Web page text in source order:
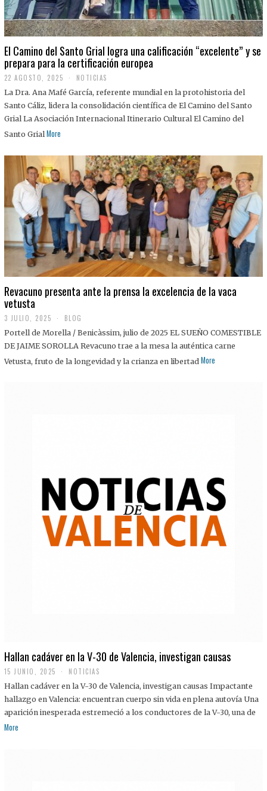
El Camino del Santo Grial logra una calificación “excelente” y se
prepara para la certificación europea
22 AGOSTO, 2025
2
A
G
O
S
2
5
NOTICIAS
La Dra. Ana Mafé García, referente mundial en la protohistoria del
Santo Cáliz, lidera la consolidación científica de El Camino del Santo
Grial La Asociación Internacional Itinerario Cultural El Camino del
Santo Grial More
Revacuno presenta ante la prensa la excelencia de la vaca
vetusta
3 JULIO, 2025
J
U
I
BLOG
Portell de Morella / Benicàssim, julio de 2025 EL SUEÑO COMESTIBLE
DE JAIME SOROLLA Revacuno trae a la mesa la auténtica carne
Vetusta, fruto de la longevidad y la crianza en libertad More
Hallan cadáver en la V-30 de Valencia, investigan causas
15 JUNIO, 2025 NOTICIAS
Hallan cadáver en la V-30 de Valencia, investigan causas Impactante
hallazgo en Valencia: encuentran cuerpo sin vida en plena autovía Una
aparición inesperada estremeció a los conductores de la V-30, una de
More